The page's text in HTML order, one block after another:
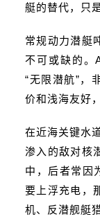
艇的替代，只
常规动力潜艇
不可或缺的。
“无限潜航”，
价和浅海友好
在近海关键水
渗入的敌对核
中，后者常因
要上浮充电，
机、反潜舰艇